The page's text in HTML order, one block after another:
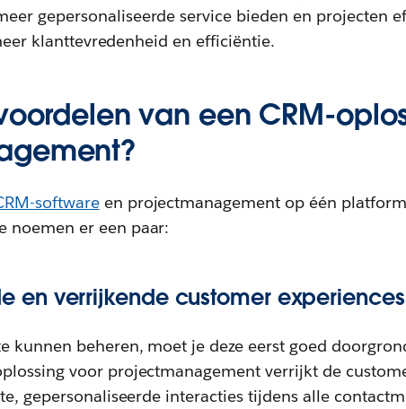
gepersonaliseerde service bieden en projecten
klanttevredenheid en efficiëntie.
van een CRM-
softwareen projectmanagement op één
noemen er een paar:
en verrijkende customer experiences
kunnen beheren, moet je deze eerst goed
voor projectmanagement verrijkt de
gepersonaliseerde interacties tijdens alle